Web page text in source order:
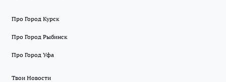
Про Город Курск
Про Город Рыбинск
Про Город Уфа
Твои Новости